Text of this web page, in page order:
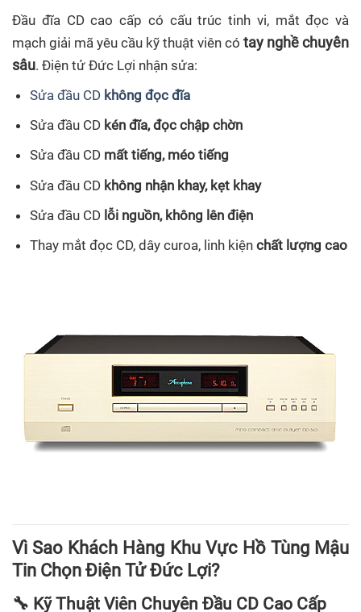
Đầu đĩa CD cao cấp có cấu trúc tinh vi, mắt đọc và
mạch giải mã yêu cầu kỹ thuật viên có tay nghề chuyên
sâu. Điện tử Đức Lợi nhận sửa:
Sửa đầu CD không đọc đĩa
Sửa đầu CD kén đĩa, đọc chập chờn
Sửa đầu CD mất tiếng, méo tiếng
Sửa đầu CD không nhận khay, kẹt khay
Sửa đầu CD lỗi nguồn, không lên điện
Thay mắt đọc CD, dây curoa, linh kiệnchất lượng cao
Vì Sao Khách Hàng Khu Vực Hồ Tùng Mậu
Tin Chọn Điện Tử Đức Lợi?
🔧 Kỹ Thuật Viên Chuyên Đầu CD Cao Cấp